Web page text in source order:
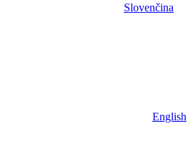
Slovenčina
English